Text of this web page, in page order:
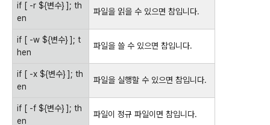
if [ -r ${변수} ]; th
en
파일을 읽을 수 있으면 참입니다.
if [ -w ${변수} ]; t
hen
파일을 쓸 수 있으면 참입니다.
if [ -x ${변수} ]; th
en
파일을 실행할 수 있으면 참입니다.
if [ -f ${변수} ]; th
en
파일이 정규 파일이면 참입니다.